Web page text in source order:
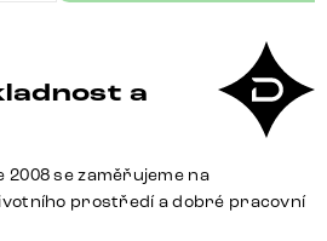
a
2008 se zaměřujeme na
prostředí a dobré pracovní